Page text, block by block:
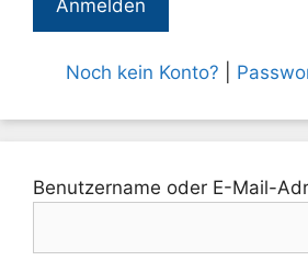
Noch kein Konto?
Benutzername oder E-Mail-